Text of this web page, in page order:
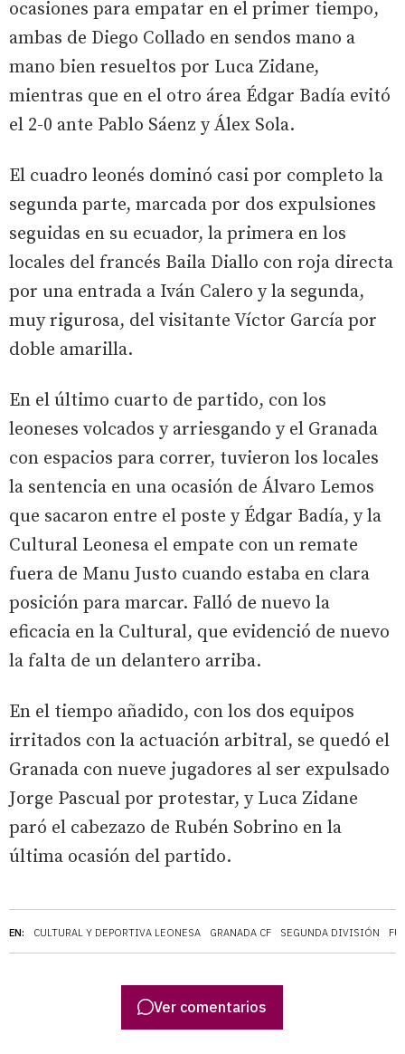
EN: CULTURAL Y DEPORTIVA LEONESA GRANADA CF SEGUNDA DIVISIÓN
ocasiones para empatar en el primer tiempo,
ambas de Diego Collado en sendos mano a
mano bien resueltos por Luca Zidane,
mientras que en el otro área Édgar Badía evitó
el 2-0 ante Pablo Sáenz y Álex Sola.
El cuadro leonés dominó casi por completo la
segunda parte, marcada por dos expulsiones
seguidas en su ecuador, la primera en los
locales del francés Baila Diallo con roja directa
por una entrada a Iván Calero y la segunda,
muy rigurosa, del visitante Víctor García por
doble amarilla.
En el último cuarto de partido, con los
leoneses volcados y arriesgando y el Granada
con espacios para correr, tuvieron los locales
la sentencia en una ocasión de Álvaro Lemos
que sacaron entre el poste y Édgar Badía, y la
Cultural Leonesa el empate con un remate
fuera de Manu Justo cuando estaba en clara
posición para marcar. Falló de nuevo la
eficacia en la Cultural, que evidenció de nuevo
la falta de un delantero arriba.
En el tiempo añadido, con los dos equipos
irritados con la actuación arbitral, se quedó el
Granada con nueve jugadores al ser expulsado
Jorge Pascual por protestar, y Luca Zidane
paró el cabezazo de Rubén Sobrino en la
última ocasión del partido.
Ver comentarios